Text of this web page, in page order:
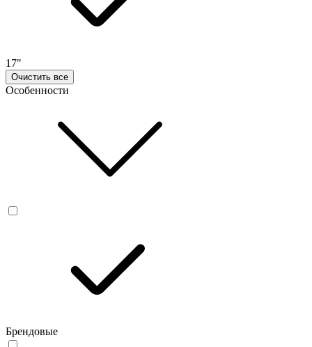
17"
Очистить все
Особенности
Брендовые